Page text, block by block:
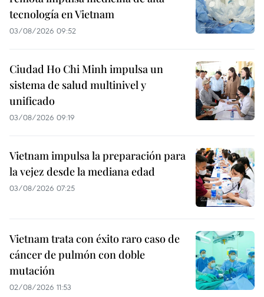
tecnología en Vietnam
03/08/2026 09:52
Ciudad Ho Chi Minh impulsa un
sistema de salud multinivel y
unificado
03/08/2026 09:19
Vietnam impulsa la preparación para
la vejez desde la mediana edad
03/08/2026 07:25
Vietnam trata con éxito raro caso de
cáncer de pulmón con doble
mutación
02/08/2026 11:53